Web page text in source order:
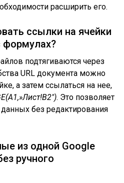
расширить его.
ссылки на ячейки
формулах?
подтягиваются через
URL документа можно
а затем ссылаться на нее,
. Это позволяет
без редактирования
из одной Google
ручного